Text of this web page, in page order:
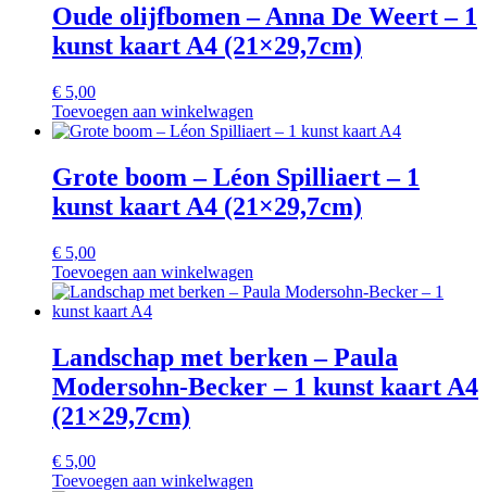
Oude olijfbomen – Anna De Weert – 1
kunst kaart A4 (21×29,7cm)
€ 5,00
Toevoegen aan winkelwagen
Grote boom – Léon Spilliaert – 1
kunst kaart A4 (21×29,7cm)
€ 5,00
Toevoegen aan winkelwagen
Landschap met berken – Paula
Modersohn-Becker – 1 kunst kaart A4
(21×29,7cm)
€ 5,00
Toevoegen aan winkelwagen